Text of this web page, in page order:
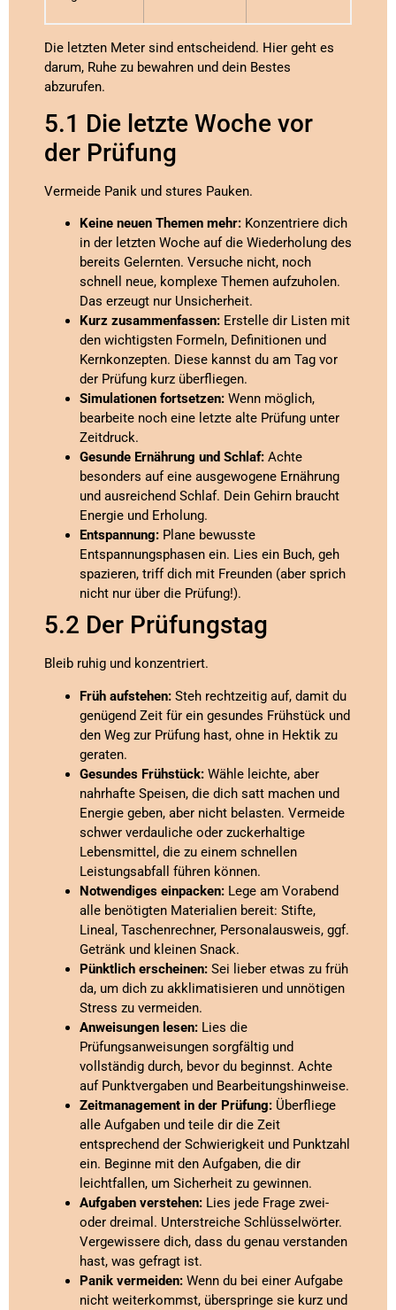
Die letzten Meter sind entscheidend. Hier geht es
darum, Ruhe zu bewahren und dein Bestes
abzurufen.
5.1 Die letzte Woche vor
der Prüfung
Vermeide Panik und stures Pauken.
Keine neuen Themen mehr: Konzentriere dich
in der letzten Woche auf die Wiederholung des
bereits Gelernten. Versuche nicht, noch
schnell neue, komplexe Themen aufzuholen.
Das erzeugt nur Unsicherheit.
Kurz zusammenfassen: Erstelle dir Listen mit
den wichtigsten Formeln, Definitionen und
Kernkonzepten. Diese kannst du am Tag vor
der Prüfung kurz überfliegen.
Simulationen fortsetzen: Wenn möglich,
bearbeite noch eine letzte alte Prüfung unter
Zeitdruck.
Gesunde Ernährung und Schlaf: Achte
besonders auf eine ausgewogene Ernährung
und ausreichend Schlaf. Dein Gehirn braucht
Energie und Erholung.
Entspannung: Plane bewusste
Entspannungsphasen ein. Lies ein Buch, geh
spazieren, triff dich mit Freunden (aber sprich
nicht nur über die Prüfung!).
5.2 Der Prüfungstag
Bleib ruhig und konzentriert.
Früh aufstehen: Steh rechtzeitig auf, damit du
genügend Zeit für ein gesundes Frühstück und
den Weg zur Prüfung hast, ohne in Hektik zu
geraten.
Gesundes Frühstück: Wähle leichte, aber
nahrhafte Speisen, die dich satt machen und
Energie geben, aber nicht belasten. Vermeide
schwer verdauliche oder zuckerhaltige
Lebensmittel, die zu einem schnellen
Leistungsabfall führen können.
Notwendiges einpacken: Lege am Vorabend
alle benötigten Materialien bereit: Stifte,
Lineal, Taschenrechner, Personalausweis, ggf.
Getränk und kleinen Snack.
Pünktlich erscheinen: Sei lieber etwas zu früh
da, um dich zu akklimatisieren und unnötigen
Stress zu vermeiden.
Anweisungen lesen: Lies die
Prüfungsanweisungen sorgfältig und
vollständig durch, bevor du beginnst. Achte
auf Punktvergaben und Bearbeitungshinweise.
Zeitmanagement in der Prüfung: Überfliege
alle Aufgaben und teile dir die Zeit
entsprechend der Schwierigkeit und Punktzahl
ein. Beginne mit den Aufgaben, die dir
leichtfallen, um Sicherheit zu gewinnen.
Aufgaben verstehen: Lies jede Frage zwei-
oder dreimal. Unterstreiche Schlüsselwörter.
Vergewissere dich, dass du genau verstanden
hast, was gefragt ist.
Panik vermeiden: Wenn du bei einer Aufgabe
nicht weiterkommst, überspringe sie kurz und